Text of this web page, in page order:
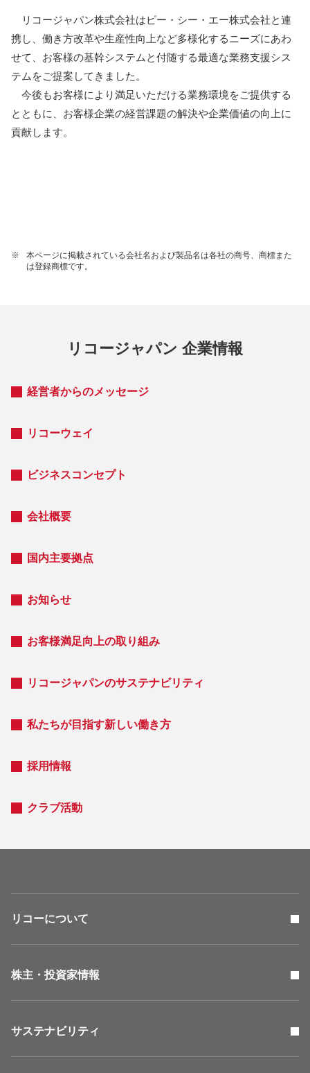
リコージャパン株式会社はピー・シー・エー株式会社と連
携し、働き方改革や生産性向上など多様化するニーズにあわ
せて、お客様の基幹システムと付随する最適な業務支援シス
テムをご提案してきました。
今後もお客様により満足いただける業務環境をご提供する
とともに、お客様企業の経営課題の解決や企業価値の向上に
貢献します。
※
本ページに掲載されている会社名および製品名は各社の商号、商標また
は登録商標です。
リコージャパン 企業情報
経営者からのメッセージ
リコーウェイ
ビジネスコンセプト
会社概要
国内主要拠点
お知らせ
お客様満足向上の取り組み
リコージャパンのサステナビリティ
私たちが目指す新しい働き方
採用情報
クラブ活動
リコーについて
株主・投資家情報
サステナビリティ